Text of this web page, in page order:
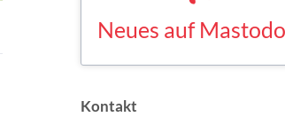
Saskia Esken bei Mastodon
MASTODON
Kontakt